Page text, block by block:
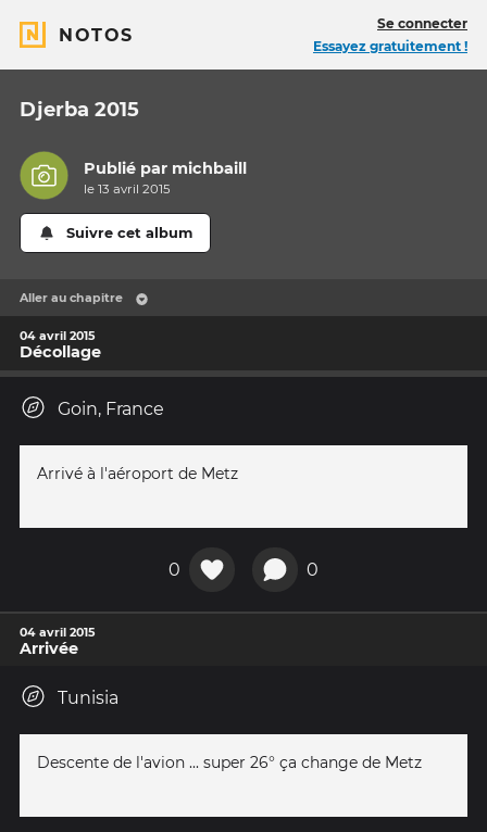
NOTOS
Se connecter
Essayez gratuitement !
Djerba 2015
Publié par michbaill
le 13 avril 2015
Suivre cet album
Aller au chapitre
04 avril 2015
Décollage
Goin, France
Arrivé à l'aéroport de Metz
0 0
04 avril 2015
Arrivée
Tunisia
Descente de l'avion ... super 26° ça change de Metz